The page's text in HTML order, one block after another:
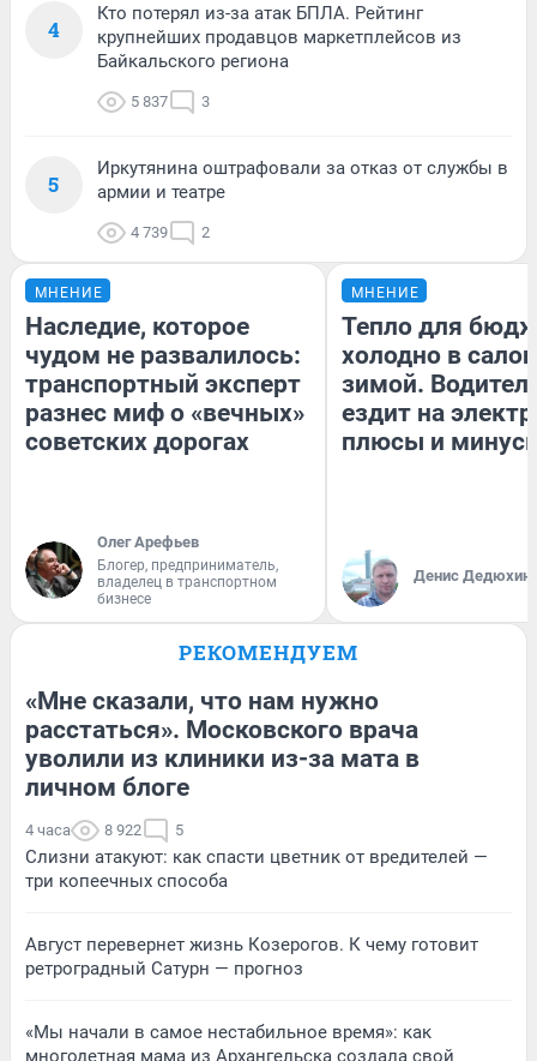
4
Кто потерял из-за атак БПЛА. Рейтинг
крупнейших продавцов маркетплейсов из
Байкальского региона
5 837 3
5
Иркутянина оштрафовали за отказ от службы в
армии и театре
4 739 2
МНЕНИЕ
Наследие, которое
чудом не развалилось:
транспортный эксперт
разнес миф о «вечных»
советских дорогах
Олег Арефьев
Блогер, предприниматель,
владелец в транспортном
бизнесе
МНЕНИЕ
Тепло для
холодно в
зимой.
ездит на
плюсы и
Денис Дедюхин
РЕКОМЕНДУЕМ
«Мне сказали, что нам нужно
расстаться». Московского врача
уволили из клиники из-за мата в
личном блоге
4 часа 8 922 5
Слизни атакуют: как спасти цветник от вредителей —
три копеечных способа
Август перевернет жизнь Козерогов. К чему готовит
ретроградный Сатурн — прогноз
«Мы начали в самое нестабильное время»: как
многодетная мама из Архангельска создала свой